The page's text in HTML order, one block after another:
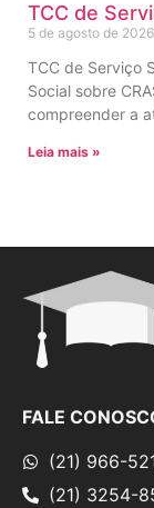
TCC de
5 de agosto de 2026
TCC de Serviço
Social sobre
compreender a
Leia mais »
FALE
(21) 966-
(21) 3254-